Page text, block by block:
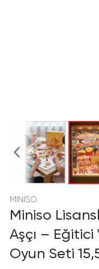
MINISO
Miniso
Aşçı – Eğitici
Oyun Seti